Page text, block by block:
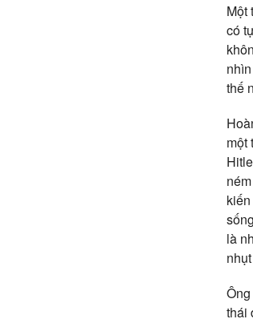
Một
có
thế
một
là
thái